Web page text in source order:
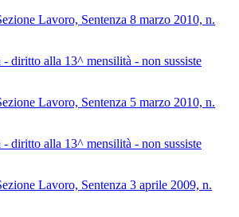
Lavoro, Sentenza 8 marzo 2010, n.
diritto alla 13^ mensilità - non sussiste
Lavoro, Sentenza 5 marzo 2010, n.
diritto alla 13^ mensilità - non sussiste
Lavoro, Sentenza 3 aprile 2009, n.